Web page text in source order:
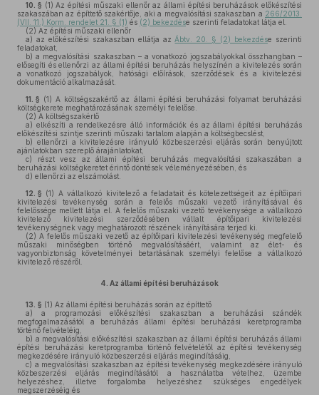
10. § (1) Az építési műszaki ellenőr az állami építési beruházások előkészítési
szakaszában az építtető szakértője, aki a megvalósítási szakaszban a 266/2013.
(VII. 11.) Korm. rendelet 21. § (1) és (2) bekezdése szerinti feladatokat látja el.
(2) Az építési műszaki ellenőr
a) az előkészítési szakaszban ellátja az Ábtv. 20. § (2) bekezdése szerinti
feladatokat,
b) a megvalósítási szakaszban – a vonatkozó jogszabályokkal összhangban –
elősegíti és ellenőrzi az állami építési beruházás helyszínén a kivitelezés során
a vonatkozó jogszabályok, hatósági előírások, szerződések és a kivitelezési
dokumentáció alkalmazását.
11. § (1) A költségszakértő az állami építési beruházási folyamat beruházási
költségkerete meghatározásának személyi felelőse.
(2) A költségszakértő
a) elkészíti a rendelkezésre álló információk és az állami építési beruházás
előkészítési szintje szerinti műszaki tartalom alapján a költségbecslést,
b) ellenőrzi a kivitelezésre irányuló közbeszerzési eljárás során benyújtott
ajánlatokban szereplő árajánlatokat,
c) részt vesz az állami építési beruházás megvalósítási szakaszában a
beruházási költségkeretet érintő döntések véleményezésében, és
d) ellenőrzi az elszámolást.
12. § (1) A vállalkozó kivitelező a feladatait és kötelezettségeit az építőipari
kivitelezési tevékenység során a felelős műszaki vezető irányításával és
felelőssége mellett látja el. A felelős műszaki vezető tevékenysége a vállalkozó
kivitelező kivitelezési szerződésében vállalt építőipari kivitelezési
tevékenységnek vagy meghatározott részének irányítására terjed ki.
(2) A felelős műszaki vezető az építőipari kivitelezési tevékenység megfelelő
műszaki minőségben történő megvalósításáért, valamint az élet- és
vagyonbiztonság követelményei betartásának személyi felelőse a vállalkozó
kivitelező részéről.
4. Az állami építési beruházások
13. § (1) Az állami építési beruházás során az építtető
a) a programozási előkészítési szakaszban a beruházási szándék
megfogalmazásától a beruházás állami építési beruházási keretprogramba
történő felvételéig,
b) a megvalósítási előkészítési szakaszban az állami építési beruházás állami
építési beruházási keretprogramba történő felvételétől az építési tevékenység
megkezdésére irányuló közbeszerzési eljárás megindításáig,
c) a megvalósítási szakaszban az építési tevékenység megkezdésére irányuló
közbeszerzési eljárás megindításától a használatba vételhez, üzembe
helyezéshez, illetve forgalomba helyezéshez szükséges engedélyek
megszerzéséig és